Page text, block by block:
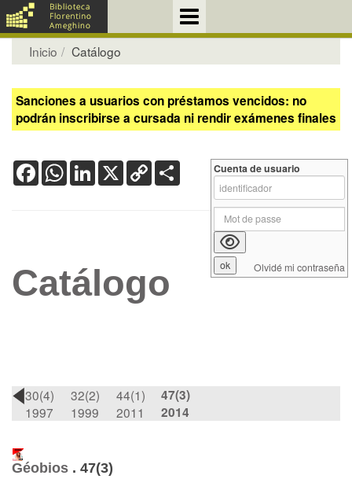
Inicio Catálogo
Sanciones a usuarios con préstamos vencidos: no
podrán inscribirse a cursada ni rendir exámenes finales
FacebookWhatsApp
LinkedIn
X Copy
Link
Catálogo
30(4)
1997
32(2)
1999
44(1)
2011
47(3)
2014
Géobios . 47(3)
Cuenta de usuario
Olvidé mi contraseña